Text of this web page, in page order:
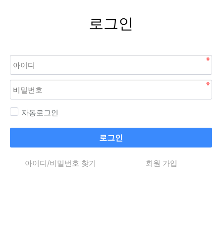
로그인
자동로그인
로그인
아이디/비밀번호 찾기 회원 가입